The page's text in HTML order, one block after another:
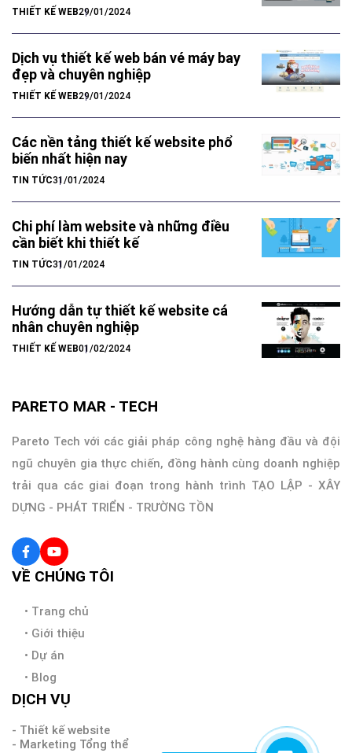
THIẾT KẾ WEB29/01/2024
Dịch vụ thiết kế web bán vé máy bay
đẹp và chuyên nghiệp
THIẾT KẾ WEB29/01/2024
Các nền tảng thiết kế website phổ
biến nhất hiện nay
TIN TỨC31/01/2024
Chi phí làm website và những điều
cần biết khi thiết kế
TIN TỨC31/01/2024
Hướng dẫn tự thiết kế website cá
nhân chuyên nghiệp
THIẾT KẾ WEB01/02/2024
PARETO MAR - TECH
Pareto Tech với các giải pháp công nghệ hàng đầu và đội
ngũ chuyên gia thực chiến, đồng hành cùng doanh nghiệp
trải qua các giai đoạn trong hành trình TẠO LẬP - XÂY
DỰNG - PHÁT TRIỂN - TRƯỜNG TỒN
VỀ CHÚNG TÔI
• Trang chủ
• Giới thiệu
• Dự án
• Blog
DỊCH VỤ
- Thiết kế website
- Marketing Tổng thể